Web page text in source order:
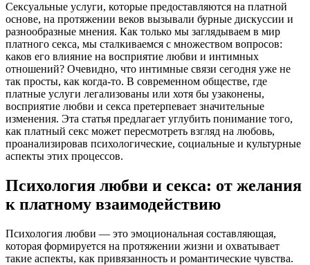
Сексуальные услуги, которые предоставляются на платной
основе, на протяжении веков вызывали бурные дискуссии и
разнообразные мнения. Как только мы заглядываем в мир
платного секса, мы сталкиваемся с множеством вопросов:
каков его влияние на восприятие любви и интимных
отношений? Очевидно, что интимные связи сегодня уже не
так просты, как когда-то. В современном обществе, где
платные услуги легализованы или хотя бы узаконены,
восприятие любви и секса претерпевает значительные
изменения. Эта статья предлагает углубить понимание того,
как платный секс может пересмотреть взгляд на любовь,
проанализировав психологические, социальные и культурные
аспекты этих процессов.
Психология любви и секса: от желания
к платному взаимодействию
Психология любви — это эмоциональная составляющая,
которая формируется на протяжении жизни и охватывает
такие аспекты, как привязанность и романтические чувства.